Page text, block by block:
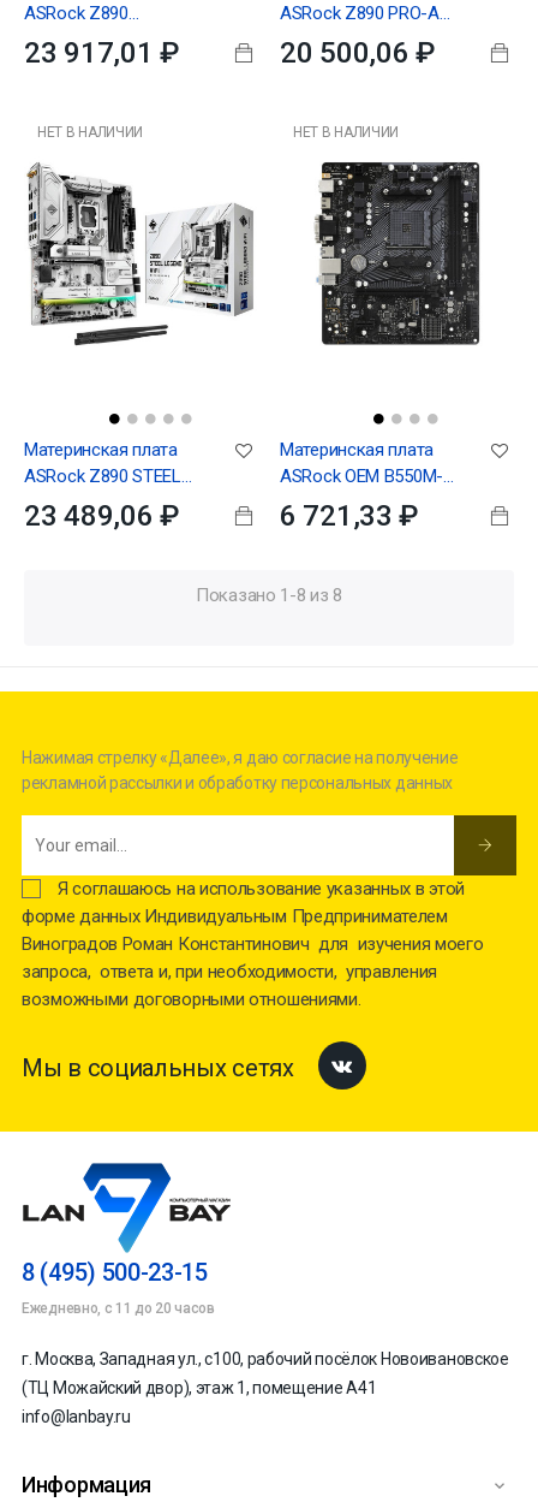
ASRock Z890
LIGHTNING WIFI, RTL
23 917,01 ₽
ASRock Z890 PRO-A
WIFI, RTL
20 500,06 ₽
НЕТ В НАЛИЧИИ
Материнская плата
ASRock Z890 STEEL
LEGEND WIFI, RTL
23 489,06 ₽
НЕТ В НАЛИЧИИ
Материнская плата
ASRock OEM B550M-
HDV, Socket AM4, AMD
B550, 2xDDR4-3200, D-
6 721,33 ₽
Показано 1-8 из 8
Нажимая стрелку «Далее», я даю согласие на получение
рекламной рассылки и обработку персональных данных
Я соглашаюсь на использование указанных в этой
форме данных Индивидуальным Предпринимателем
Виноградов Роман Константинович для изучения моего
запроса, ответа и, при необходимости, управления
возможными договорными отношениями.
Мы в социальных сетях Facebook
8 (495) 500-23-15
Ежедневно, с 11 до 20 часов
г. Москва, Западная ул., с100, рабочий посёлок Новоивановское
(ТЦ Можайский двор), этаж 1, помещение А41
info@lanbay.ru
Информация 